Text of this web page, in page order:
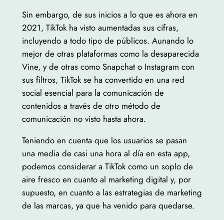
Sin embargo, de sus inicios a lo que es ahora en
2021, TikTok ha visto aumentadas sus cifras,
incluyendo a todo tipo de públicos. Aunando lo
mejor de otras plataformas como la desaparecida
Vine, y de otras como Snapchat o Instagram con
sus filtros, TikTok se ha convertido en una red
social esencial para la comunicación de
contenidos a través de otro método de
comunicación no visto hasta ahora.
Teniendo en cuenta que los usuarios se pasan
una media de casi una hora al día en esta app,
podemos considerar a TikTok como un soplo de
aire fresco en cuanto al marketing digital y, por
supuesto, en cuanto a las estrategias de marketing
de las marcas, ya que ha venido para quedarse.